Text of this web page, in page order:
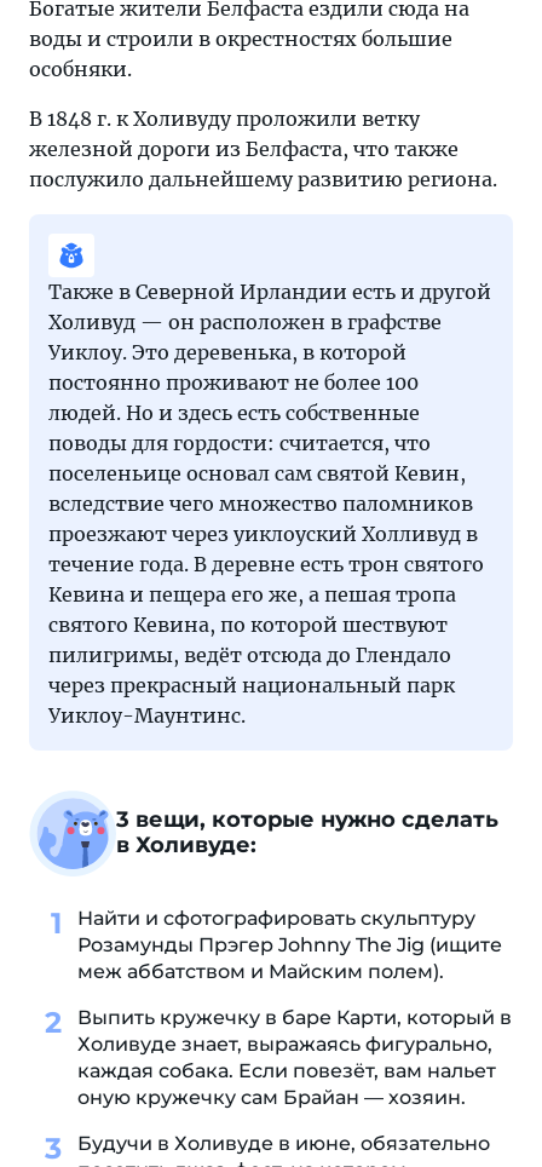
Богатые жители Белфаста ездили сюда на
воды и строили в окрестностях большие
особняки.
В 1848 г. к Холивуду проложили ветку
железной дороги из Белфаста, что также
послужило дальнейшему развитию региона.
Также в Северной Ирландии есть и другой
Холивуд — он расположен в графстве
Уиклоу. Это деревенька, в которой
постоянно проживают не более 100
людей. Но и здесь есть собственные
поводы для гордости: считается, что
поселеньице основал сам святой Кевин,
вследствие чего множество паломников
проезжают через уиклоуский Холливуд в
течение года. В деревне есть трон святого
Кевина и пещера его же, а пешая тропа
святого Кевина, по которой шествуют
пилигримы, ведёт отсюда до Глендало
через прекрасный национальный парк
Уиклоу-Маунтинс.
3 вещи, которые нужно сделать
в Холивуде:
Найти и сфотографировать скульптуру
Розамунды Прэгер Johnny The Jig (ищите
меж аббатством и Майским полем).
Выпить кружечку в баре Карти, который в
Холивуде знает, выражаясь фигурально,
каждая собака. Если повезёт, вам нальет
оную кружечку сам Брайан — хозяин.
Будучи в Холивуде в июне, обязательно